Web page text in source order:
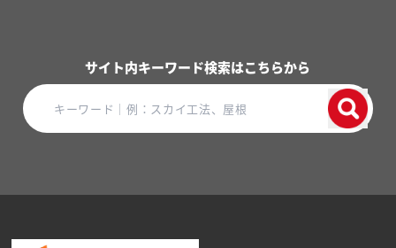
サイト内キーワード検索はこちらから